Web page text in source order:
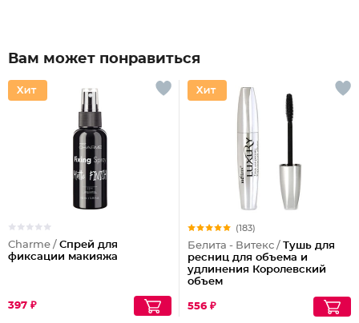
Вам может понравиться
Charme / Спрей для
фиксации макияжа
397 ₽
(183)
Белита - Витекс / Тушь для
ресниц для объема и
удлинения Королевский
объем
556 ₽